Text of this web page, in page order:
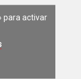
para activar